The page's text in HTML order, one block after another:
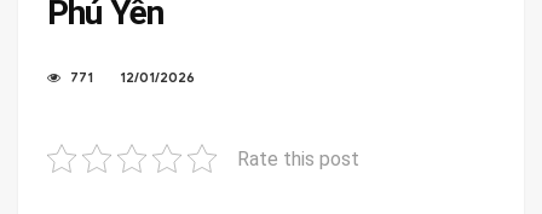
Phú Yên
771 12/01/2026
Rate this post